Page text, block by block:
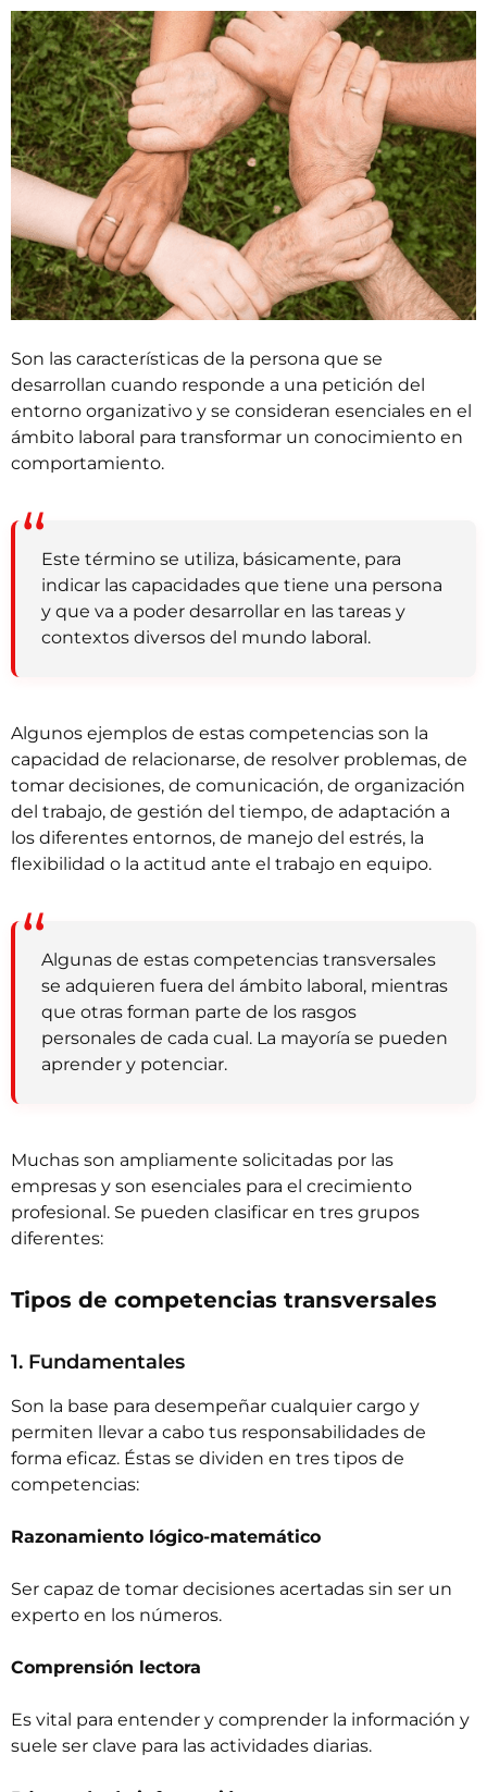
Son las características de la persona que se
desarrollan cuando responde a una petición del
entorno organizativo y se consideran esenciales en el
ámbito laboral para transformar un conocimiento en
comportamiento.
Este término se utiliza, básicamente, para
indicar las capacidades que tiene una persona
y que va a poder desarrollar en las tareas y
contextos diversos del mundo laboral.
Algunos ejemplos de estas competencias son la
capacidad de relacionarse, de resolver problemas, de
tomar decisiones, de comunicación, de organización
del trabajo, de gestión del tiempo, de adaptación a
los diferentes entornos, de manejo del estrés, la
flexibilidad o la actitud ante el trabajo en equipo.
Algunas de estas competencias transversales
se adquieren fuera del ámbito laboral, mientras
que otras forman parte de los rasgos
personales de cada cual. La mayoría se pueden
aprender y potenciar.
Muchas son ampliamente solicitadas por las
empresas y son esenciales para el crecimiento
profesional. Se pueden clasificar en tres grupos
diferentes:
Tipos de competencias transversales
1. Fundamentales
Son la base para desempeñar cualquier cargo y
permiten llevar a cabo tus responsabilidades de
forma eficaz. Éstas se dividen en tres tipos de
competencias:
Razonamiento lógico-matemático
Ser capaz de tomar decisiones acertadas sin ser un
experto en los números.
Comprensión lectora
Es vital para entender y comprender la información y
suele ser clave para las actividades diarias.